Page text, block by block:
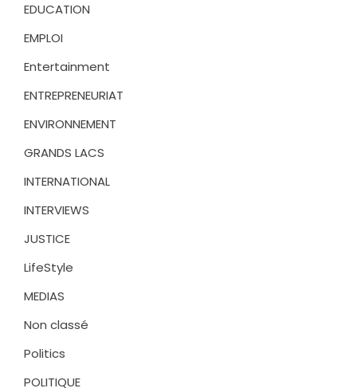
EDUCATION
EMPLOI
Entertainment
ENTREPRENEURIAT
ENVIRONNEMENT
GRANDS LACS
INTERNATIONAL
INTERVIEWS
JUSTICE
LifeStyle
MEDIAS
Non classé
Politics
POLITIQUE